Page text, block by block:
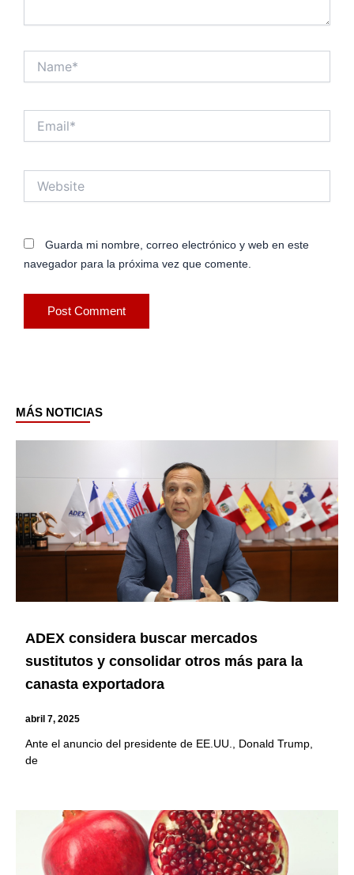
Guarda mi nombre, correo electrónico y web en este
navegador para la próxima vez que comente.
MÁS NOTICIAS
ADEX considera buscar mercados
sustitutos y consolidar otros más para la
canasta exportadora
abril 7, 2025
Ante el anuncio del presidente de EE.UU., Donald Trump,
de